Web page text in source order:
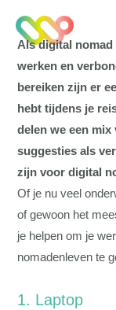
Als digital
werken en
bereiken zijn er
hebt tijdens je
delen we een
suggesties als
zijn voor digital
Of je nu veel
of gewoon het
je helpen om je
nomadenleven te
1. Laptop